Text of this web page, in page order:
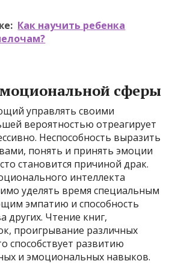
Как научить ребенка
сферы
управлять своими
вероятностью отреагирует
Неспособность выразить
понять и принять эмоции
становится причиной драк.
интеллекта
уделять время специальным
эмпатию и способность
других. Чтение книг,
проигрывание различных
способствует развитию
и эмоциональных навыков.